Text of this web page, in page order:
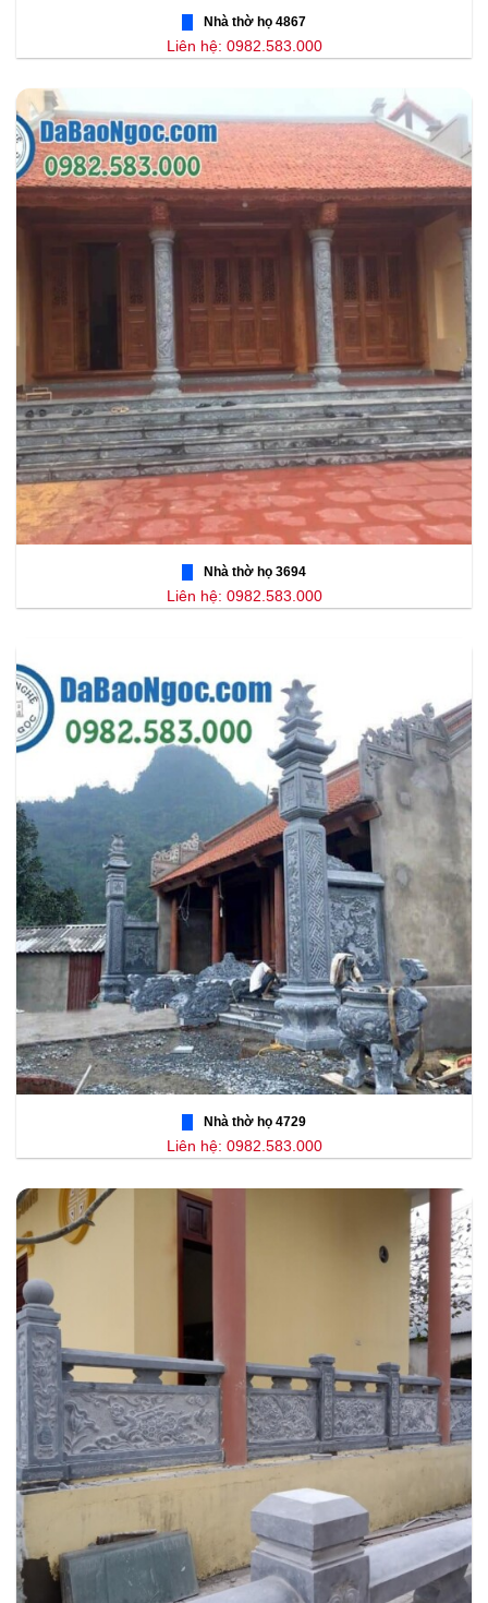
Nhà thờ họ 4867
Liên hệ: 0982.583.000
Nhà thờ họ 3694
Liên hệ: 0982.583.000
Nhà thờ họ 4729
Liên hệ: 0982.583.000